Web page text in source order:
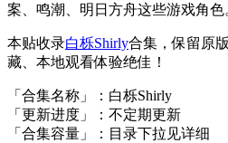
案、鸣潮、明日方舟这些游戏角色
本贴收录白栎Shirly合集，保留原
藏、本地观看体验绝佳！
「合集名称」：白栎Shirly
「更新进度」：不定期更新
「合集容量」：目录下拉见详细